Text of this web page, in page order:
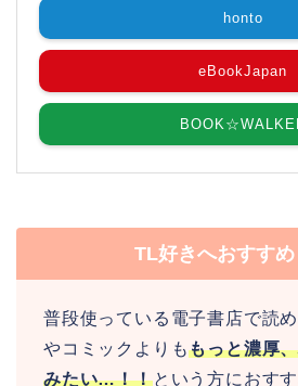
honto
eBookJapan
TL好きへおすす
普段使っている電子書店で読
やコミックよりももっと濃厚
みたい…！！という方におす